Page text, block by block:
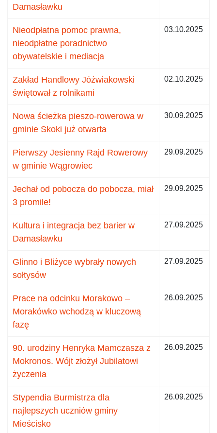
Damasławku
Nieodpłatna pomoc prawna,
nieodpłatne poradnictwo
obywatelskie i mediacja
03.10.2025
Zakład Handlowy Jóźwiakowski
świętował z rolnikami
02.10.2025
Nowa ścieżka pieszo-rowerowa w
gminie Skoki już otwarta
30.09.2025
Pierwszy Jesienny Rajd Rowerowy
w gminie Wągrowiec
29.09.2025
Jechał od pobocza do pobocza, miał
3 promile!
29.09.2025
Kultura i integracja bez barier w
Damasławku
27.09.2025
Glinno i Bliżyce wybrały nowych
sołtysów
27.09.2025
Prace na odcinku Morakowo –
Morakówko wchodzą w kluczową
fazę
26.09.2025
90. urodziny Henryka Mamczasza z
Mokronos. Wójt złożył Jubilatowi
życzenia
26.09.2025
Stypendia Burmistrza dla
najlepszych uczniów gminy
Mieścisko
26.09.2025